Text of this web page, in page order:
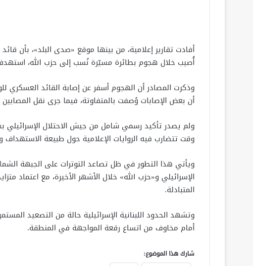
أُصيب خلال هجوم بطائرة مسيّرة نُسب إلى حزب الله،
أن بعض الإصابات وُصفت بالمتفاوتة، فيما جرى نقل
ولم يصدر تأكيد رسمي شامل من جيش الاحتلال الإسرائيلي
وقت تتضارب فيه الروايات الإعلامية حول طبيعة الاستهداف
ويأتي هذا التطور في ظل تصاعد التوترات على الجبهة
الإسرائيلي و«حزب الله» خلال الأشهر الأخيرة، مع اعتماد
المتبادلة.
وتشهد الحدود اللبنانية الإسرائيلية حالة من التصعيد
أمام مخاوف من اتساع رقعة المواجهة في المنطقة.
شارك هذا الموضوع: